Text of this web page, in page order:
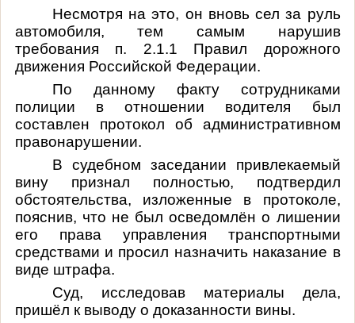
Несмотря на это, он вновь сел за руль
автомобиля, тем самым нарушив
требования п. 2.1.1 Правил дорожного
движения Российской Федерации.
По данному факту сотрудниками
полиции в отношении водителя был
составлен протокол об административном
правонарушении.
В судебном заседании привлекаемый
вину признал полностью, подтвердил
обстоятельства, изложенные в протоколе,
пояснив, что не был осведомлён о лишении
его права управления транспортными
средствами и просил назначить наказание в
виде штрафа.
Суд, исследовав материалы дела,
пришёл к выводу о доказанности вины.